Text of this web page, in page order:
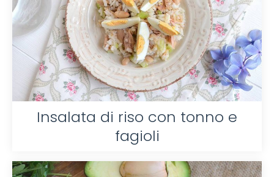
Insalata di riso con tonno e
fagioli